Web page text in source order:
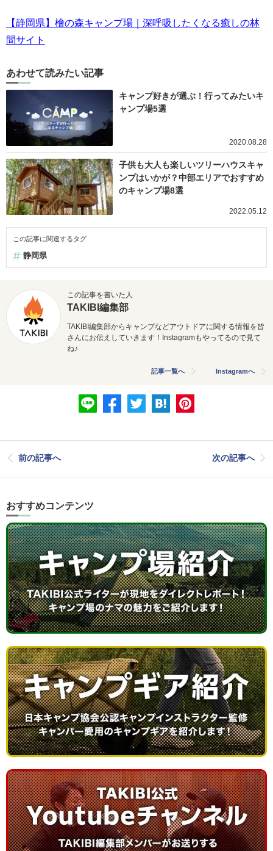
【静岡県】檜の森キャンプ場｜深呼吸したくなる癒しの林
間サイト
あわせて読みたい記事
キャンプ好きが選ぶ！行ってみたいキ
ャンプ場5選
2020.08.28
子供も大人も楽しいツリーハウスキャ
ンプはいかが？中部エリアでおすすめ
のキャンプ場8選
2022.05.12
この記事に関連するタグ
静岡県
この記事を書いた人
TAKIBI編集部
TAKIBI編集部からキャンプなどアウトドアに関する情報を皆
さんにお伝えしていきます！Instagramもやってるので見て
ね♪
記事一覧へ Instagramへ
前の記事へ 次の記事へ
おすすめコンテンツ